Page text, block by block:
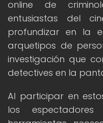
online de
entusiastas del
profundizar en la
arquetipos de
investigación que
detectives en la
Al participar en
los